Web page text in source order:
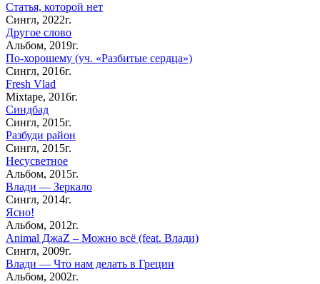
Статья, которой нет
Сингл, 2022г.
Другое слово
Альбом, 2019г.
По‑хорошему (уч. «Разбитые сердца»)
Сингл, 2016г.
Fresh Vlad
Mixtape, 2016г.
Синдбад
Сингл, 2015г.
Разбуди район
Сингл, 2015г.
Несусветное
Альбом, 2015г.
Влади — Зеркало
Сингл, 2014г.
Ясно!
Альбом, 2012г.
Animal ДжаZ – Можно всё (feat. Влади)
Сингл, 2009г.
Влади — Что нам делать в Греции
Альбом, 2002г.